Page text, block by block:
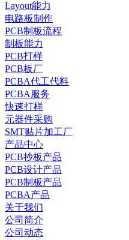
Layout能力
电路板制作
PCB制板流程
制板能力
PCB打样
PCB板厂
PCBA代工代料
PCBA服务
快速打样
元器件采购
SMT贴片加工厂
产品中心
PCB抄板产品
PCB设计产品
PCB制板产品
PCBA产品
关于我们
公司简介
公司动态